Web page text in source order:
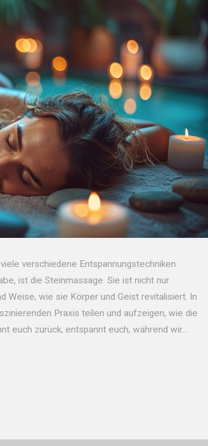
verschiedene Entspannungstechniken
ist die Steinmassage. Sie ist nicht nur
Weise, wie sie Körper und Geist revitalisiert. In
Praxis teilen und aufzeigen, wie die
euch zurück, entspannt euch, während wir